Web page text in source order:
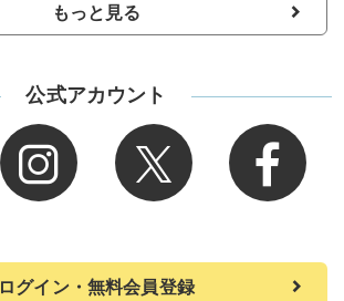
もっと見る
公式アカウント
ログイン・無料会員登録